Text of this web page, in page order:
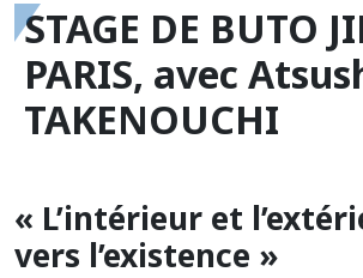
STAGE DE BUTO
PARIS, avec
TAKENOUCHI
« L’intérieur et
vers l’existence »